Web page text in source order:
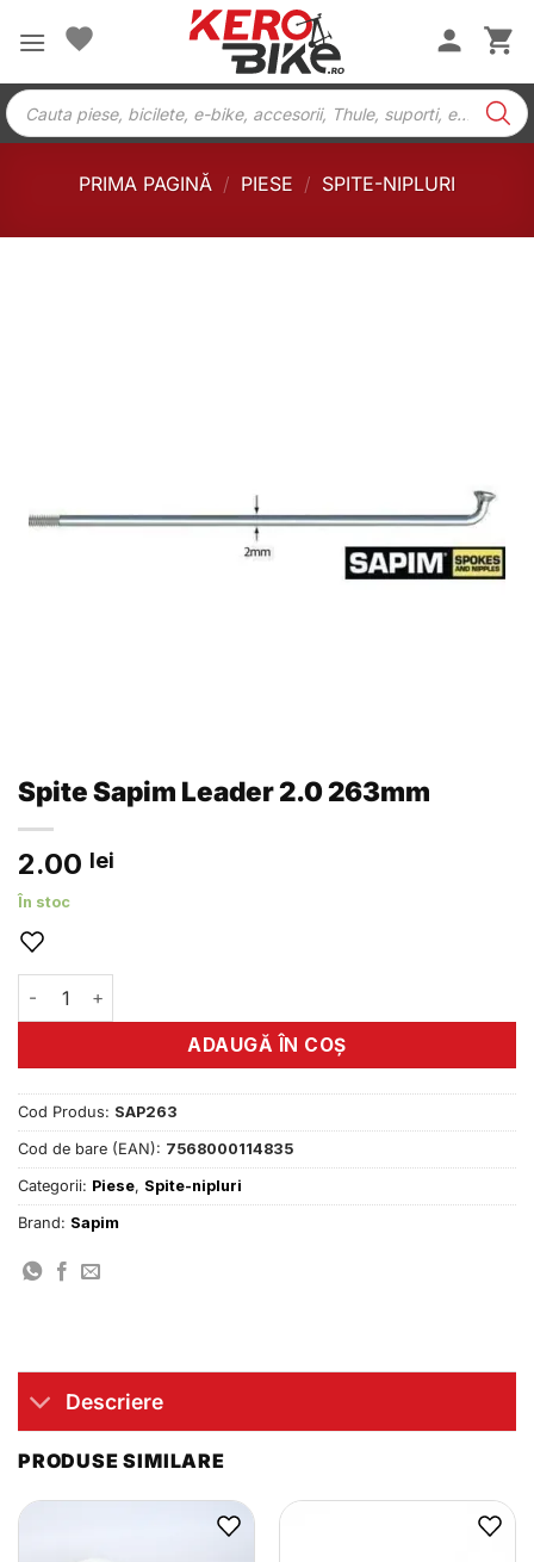
Products
search
PRIMA PAGINĂ / PIESE / SPITE-NIPLURI
Spite Sapim Leader 2.0 263mm
2.00 lei
În stoc
Cantitate Spite Sapim Leader 2.0 263mm
ADAUGĂ ÎN COȘ
Cod Produs: SAP263
Cod de bare (EAN): 7568000114835
Categorii: Piese, Spite-nipluri
Brand: Sapim
Descriere
PRODUSE SIMILARE